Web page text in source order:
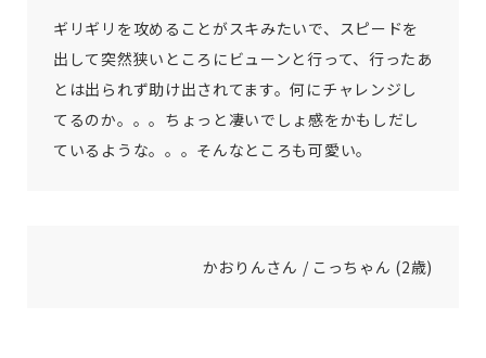
ギリギリを攻めることがスキみたいで、スピードを
出して突然狭いところにビューンと行って、行ったあ
とは出られず助け出されてます。何にチャレンジし
てるのか。。。ちょっと凄いでしょ感をかもしだし
ているような。。。そんなところも可愛い。
かおりんさん / こっちゃん (2歳)